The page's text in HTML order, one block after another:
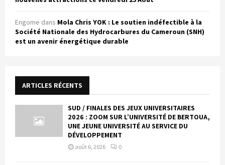
Engome dans Mola Chris YOK : Le soutien indéfectible à la
Société Nationale des Hydrocarbures du Cameroun (SNH)
est un avenir énergétique durable
ARTICLES RÉCENTS
SUD / FINALES DES JEUX UNIVERSITAIRES
2026 : ZOOM SUR L’UNIVERSITÉ DE BERTOUA,
UNE JEUNE UNIVERSITÉ AU SERVICE DU
DÉVELOPPEMENT
août 6, 2026 0